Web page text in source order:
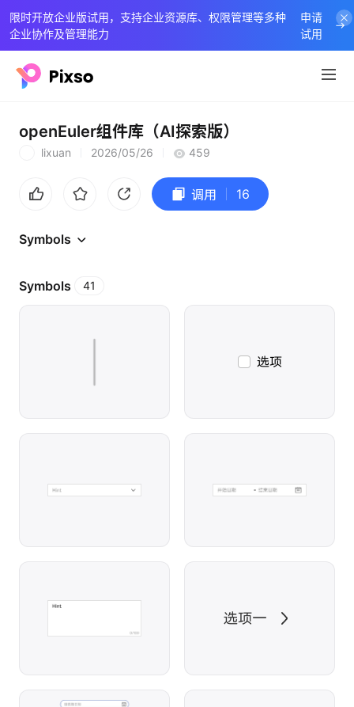
限时开放企业版试用，支持企业资源库、权限管理等多种
企业协作及管理能力
申请
试用
openEuler组件库（AI探索版）
lixuan 2026/05/26 459
调用 16
Symbols
Symbols 41